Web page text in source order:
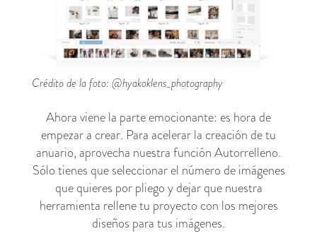
Crédito de la foto: @hyakoklens_photography
Ahora viene la parte emocionante: es hora de
empezar a crear. Para acelerar la creación de tu
anuario, aprovecha nuestra función Autorrelleno.
Sólo tienes que seleccionar el número de imágenes
que quieres por pliego y dejar que nuestra
herramienta rellene tu proyecto con los mejores
diseños para tus imágenes.